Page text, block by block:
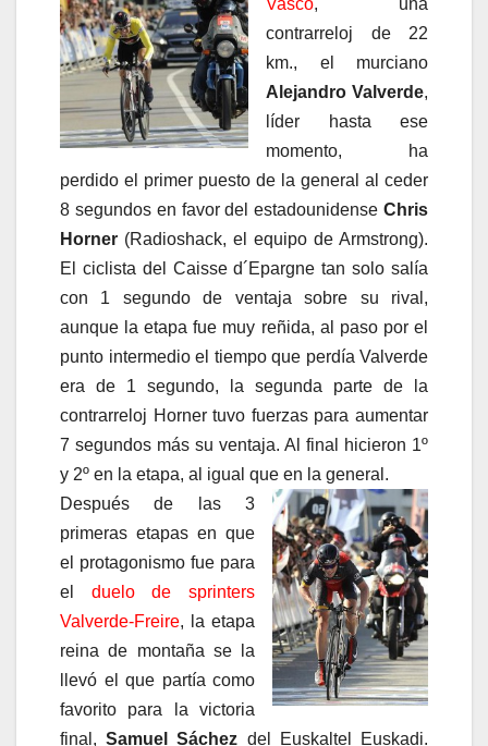
Vasco, una
contrarreloj de 22
km., el murciano
Alejandro Valverde,
líder hasta ese
momento, ha
perdido el primer puesto de la general al ceder
8 segundos en favor del estadounidense Chris
Horner (Radioshack, el equipo de Armstrong).
El ciclista del Caisse d´Epargne tan solo salía
con 1 segundo de ventaja sobre su rival,
aunque la etapa fue muy reñida, al paso por el
punto intermedio el tiempo que perdía Valverde
era de 1 segundo, la segunda parte de la
contrarreloj Horner tuvo fuerzas para aumentar
7 segundos más su ventaja. Al final hicieron 1º
y 2º en la etapa, al igual que en la general.
Después de las 3
primeras etapas en que
el protagonismo fue para
el duelo de sprinters
Valverde-Freire, la etapa
reina de montaña se la
llevó el que partía como
favorito para la victoria
final,Samuel Sáchez del Euskaltel Euskadi.